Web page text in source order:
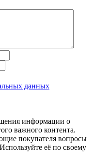
данных
информации о
важного контента.
покупателя вопросы
её по своему